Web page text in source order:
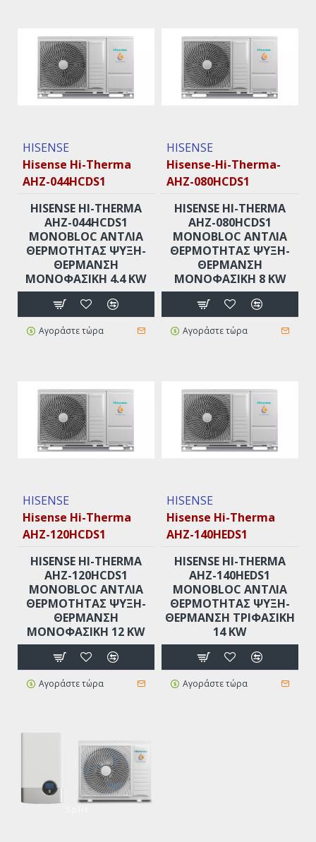
HISENSE
Hisense Hi-Therma
AHZ-044HCDS1
HISENSE HI-THERMA
AHZ-044HCDS1
MONOBLOC ΑΝΤΛΊΑ
ΘΕΡΜΌΤΗΤΑΣ ΨΎΞΗ-
ΘΈΡΜΑΝΣΗ
ΜΟΝΟΦΑΣΙΚΉ 4.4 KW
Αγοράστε τώρα
HISENSE
Hisense-Hi-Therma-
AHZ-080HCDS1
HISENSE HI-THERMA
AHZ-080HCDS1
MONOBLOC ΑΝΤΛΊΑ
ΘΕΡΜΌΤΗΤΑΣ ΨΎΞΗ-
ΘΈΡΜΑΝΣΗ
ΜΟΝΟΦΑΣΙΚΉ 8 KW
Αγοράστε τώρα
HISENSE
Hisense Hi-Therma
AHZ-120HCDS1
HISENSE HI-THERMA
AHZ-120HCDS1
MONOBLOC ΑΝΤΛΊΑ
ΘΕΡΜΌΤΗΤΑΣ ΨΎΞΗ-
ΘΈΡΜΑΝΣΗ
ΜΟΝΟΦΑΣΙΚΉ 12 KW
Αγοράστε τώρα
HISENSE
Hisense Hi-Therma
AHZ-140HEDS1
HISENSE HI-THERMA
AHZ-140HEDS1
MONOBLOC ΑΝΤΛΊΑ
ΘΕΡΜΌΤΗΤΑΣ ΨΎΞΗ-
ΘΈΡΜΑΝΣΗ ΤΡΙΦΑΣΙΚΉ
14 KW
Αγοράστε τώρα